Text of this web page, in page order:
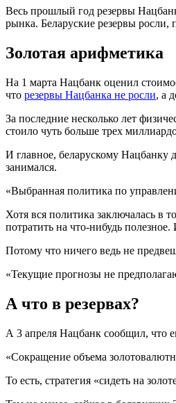
Весь прошлый год резервы
рынка. Беларуские резервы росли,
Золотая арифметика
На 1 марта Нацбанк оценил
что резервы Нацбанка не росли, а
За последние несколько лет
стоило чуть больше трех
И главное, беларускому Нацбанку
занимался.
«Выбранная политика по
Хотя вся политика заключалась в
потратить на что-нибудь
Потому что ничего ведь не
«Текущие прогнозы не
А что в резервах?
А 3 апреля Нацбанк сообщил, что
«Сокращение объема
То есть, стратегия «сидеть на